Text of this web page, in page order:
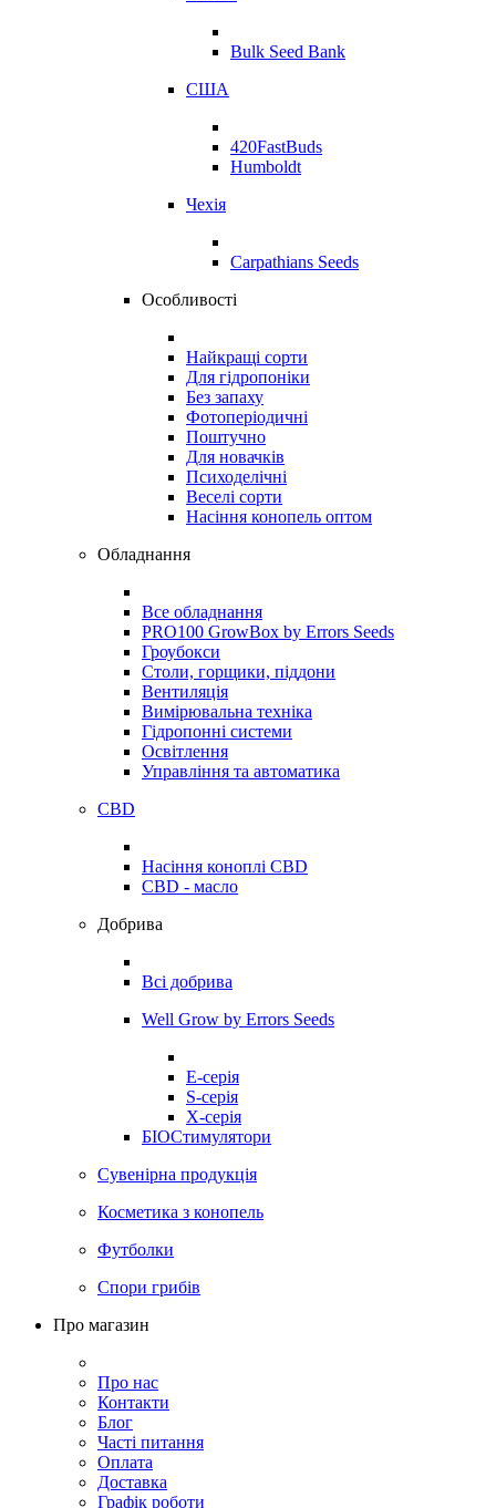
Bulk Seed Bank
США
420FastBuds
Humboldt
Чехія
Carpathians Seeds
Особливості
Найкращі сорти
Для гідропоніки
Без запаху
Фотоперіодичні
Поштучно
Для новачків
Психоделічні
Веселі сорти
Насіння конопель оптом
Обладнання
Все обладнання
PRO100 GrowBox by Errors Seeds
Гроубокси
Столи, горщики, піддони
Вентиляція
Вимірювальна техніка
Гідропонні системи
Освітлення
Управління та автоматика
CBD
Насіння коноплі CBD
CBD - масло
Добрива
Всі добрива
Well Grow by Errors Seeds
E-серія
S-серія
X-серія
БІОСтимулятори
Сувенірна продукція
Косметика з конопель
Футболки
Спори грибів
Про магазин
Про нас
Контакти
Блог
Часті питання
Оплата
Доставка
Графік роботи